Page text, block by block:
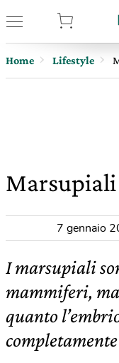
Home Lifestyle
7 gennaio
I marsupiali
mammiferi,
quanto